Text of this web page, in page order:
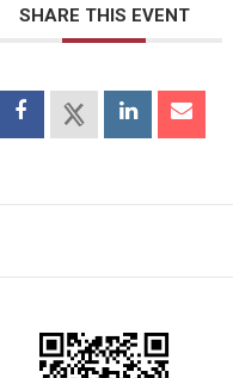
SHARE THIS EVENT